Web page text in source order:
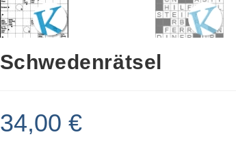
Schwedenrätsel
34,00 €